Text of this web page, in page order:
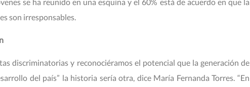
son irresponsables.
discriminatorias y reconociéramos el potencial que la generación de
del país” la historia sería otra, dice María Fernanda Torres. “En